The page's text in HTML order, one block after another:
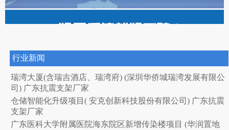
行业新闻
瑞湾大厦(含瑞吉酒店、瑞湾府) (深圳华侨城瑞湾发展有限公
司) 广东抗震支架厂家
仓储智能化升级项目( 安克创新科技股份有限公司) 广东抗震
支架厂家
广东医科大学附属医院海东院区新增传染楼项目 (华润置地